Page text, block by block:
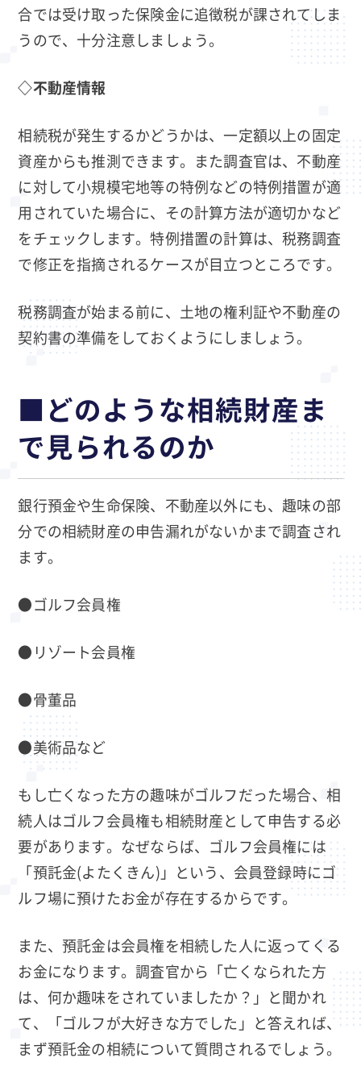
合では受け取った保険金に追徴税が課されてしま
うので、十分注意しましょう。
◇不動産情報
相続税が発生するかどうかは、一定額以上の固定
資産からも推測できます。また調査官は、不動産
に対して小規模宅地等の特例などの特例措置が適
用されていた場合に、その計算方法が適切かなど
をチェックします。特例措置の計算は、税務調査
で修正を指摘されるケースが目立つところです。
税務調査が始まる前に、土地の権利証や不動産の
契約書の準備をしておくようにしましょう。
■どのような相続財産ま
で見られるのか
銀行預金や生命保険、不動産以外にも、趣味の部
分での相続財産の申告漏れがないかまで調査され
ます。
●ゴルフ会員権
●リゾート会員権
●骨董品
●美術品など
もし亡くなった方の趣味がゴルフだった場合、相
続人はゴルフ会員権も相続財産として申告する必
要があります。なぜならば、ゴルフ会員権には
「預託金(よたくきん)」という、会員登録時にゴ
ルフ場に預けたお金が存在するからです。
また、預託金は会員権を相続した人に返ってくる
お金になります。調査官から「亡くなられた方
は、何か趣味をされていましたか？」と聞かれ
て、「ゴルフが大好きな方でした」と答えれば、
まず預託金の相続について質問されるでしょう。